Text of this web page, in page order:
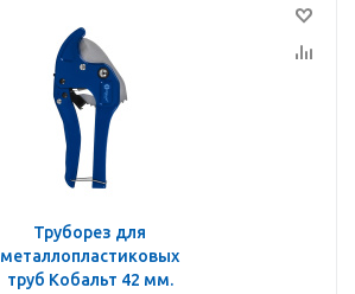
Труборез для
металлопластиковых
труб Кобальт 42 мм.